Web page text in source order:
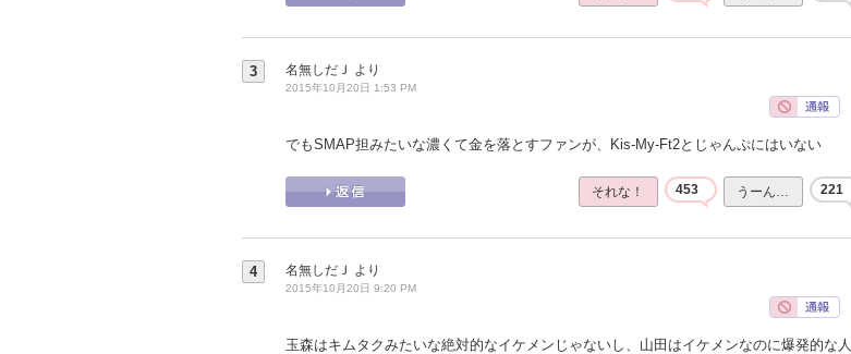
3 名無しだＪ より
2015年10月20日 1:53 PM
でもSMAP担みたいな濃くて金を落とすファンが、Kis-My-Ft2とじゃんぷにはいない
それな！ 453 うーん… 221
4 名無しだＪ より
2015年10月20日 9:20 PM
玉森はキムタクみたいな絶対的なイケメンじゃないし、山田はイケメンなのに爆発的な人